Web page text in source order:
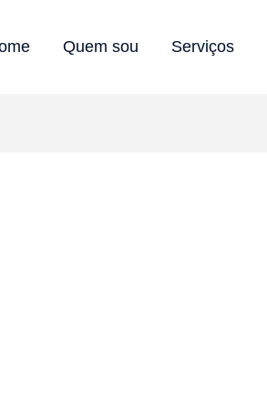
Quem sou Serviços